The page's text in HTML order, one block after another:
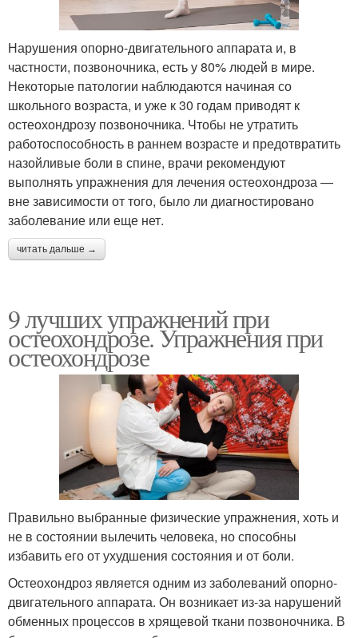
Нарушения опорно-двигательного аппарата и, в
частности, позвоночника, есть у 80% людей в мире.
Некоторые патологии наблюдаются начиная со
школьного возраста, и уже к 30 годам приводят к
остеохондрозу позвоночника. Чтобы не утратить
работоспособность в раннем возрасте и предотвратить
назойливые боли в спине, врачи рекомендуют
выполнять упражнения для лечения остеохондроза —
вне зависимости от того, было ли диагностировано
заболевание или еще нет.
читать дальше →
9 лучших упражнений при
остеохондрозе. Упражнения при
остеохондрозе
Правильно выбранные физические упражнения, хоть и
не в состоянии вылечить человека, но способны
избавить его от ухудшения состояния и от боли.
Остеохондроз является одним из заболеваний опорно-
двигательного аппарата. Он возникает из-за нарушений
обменных процессов в хрящевой ткани позвоночника. В